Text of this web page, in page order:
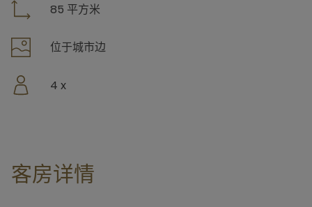
85 平方米
位于城市边
4 x
客房详情